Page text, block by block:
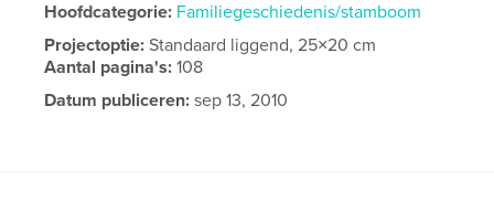
Hoofdcategorie: Familiegeschiedenis/stamboom
Projectoptie:Standaard liggend, 25×20 cm
Aantal pagina's:108
Datum publiceren: sep 13, 2010